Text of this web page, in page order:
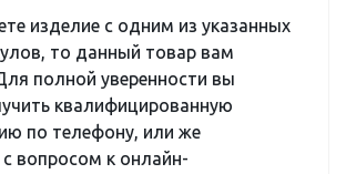
изделие с одним из указанных
то данный товар вам
полной уверенности вы
квалифицированную
по телефону, или же
с вопросом к онлайн-